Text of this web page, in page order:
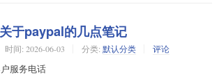
关于paypal的几点笔记
时间: 2026-06-03 分类: 默认分类 评论
服务电话